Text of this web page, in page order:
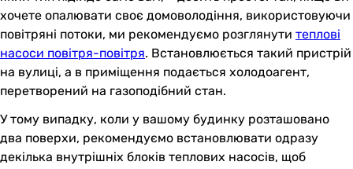
хочете опалювати своє домоволодіння, використовуючи
повітряні потоки, ми рекомендуємо розглянути теплові
насоси повітря-повітря. Встановлюється такий пристрій
на вулиці, а в приміщення подається холодоагент,
перетворений на газоподібний стан.
У тому випадку, коли у вашому будинку розташовано
два поверхи, рекомендуємо встановлювати одразу
декілька внутрішніх блоків теплових насосів, щоб